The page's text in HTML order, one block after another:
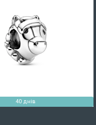
40 днів